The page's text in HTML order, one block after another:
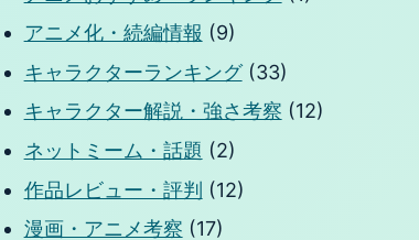
アニメ化・続編情報 (9)
キャラクターランキング(33)
キャラクター解説・強さ考察 (12)
ネットミーム・話題 (2)
作品レビュー・評判 (12)
漫画・アニメ考察 (17)